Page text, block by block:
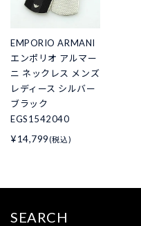
EMPORIO ARMANI
エンポリオ アルマー
ニ ネックレス メンズ
レディース シルバー
ブラック
EGS1542040
¥14,799 (税込)
SEARCH